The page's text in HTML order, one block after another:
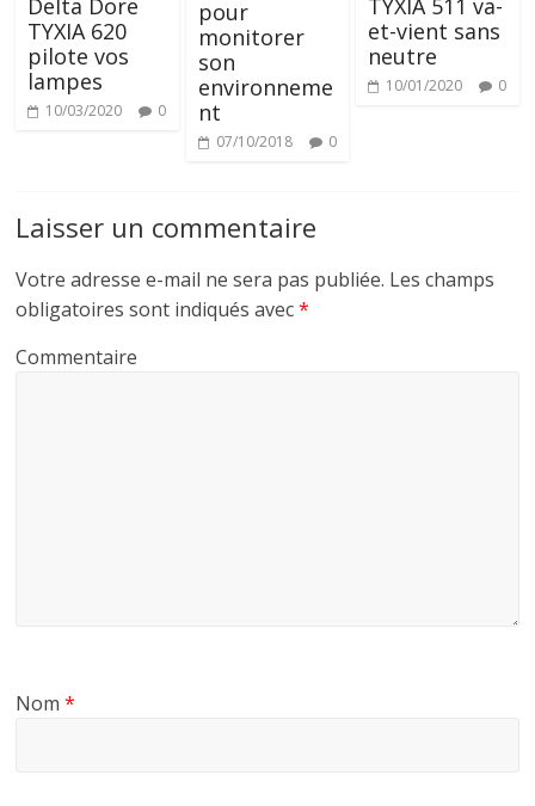
Delta Dore
TYXIA 620
pilote vos
lampes
10/03/2020 0
pour
monitorer
son
environneme
nt
07/10/2018 0
TYXIA 511 va-
et-vient sans
neutre
10/01/2020 0
Laisser un commentaire
Votre adresse e-mail ne sera pas publiée. Les champs
obligatoires sont indiqués avec*
Commentaire
Nom*